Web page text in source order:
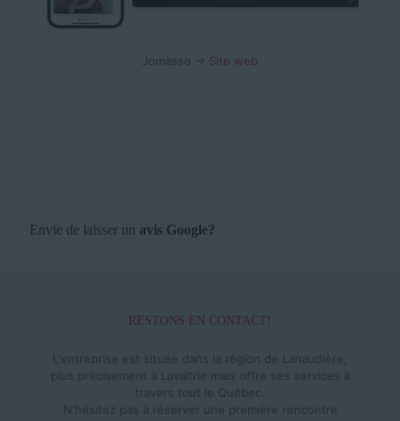
Jomasso → Site web
Envie de laisser un avis Google?
RESTONS EN CONTACT!